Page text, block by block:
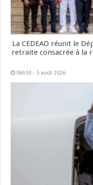
La CEDEAO réunit le
retraite consacrée à la
06h53 - 5 août 2026